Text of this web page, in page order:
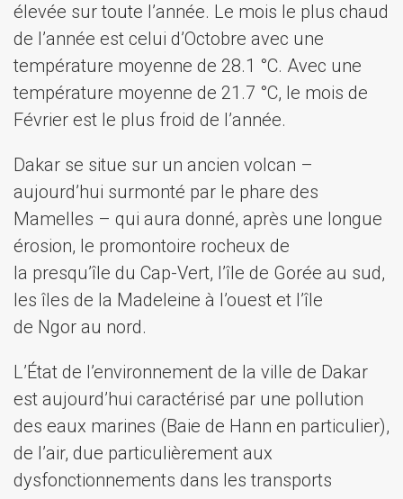
élevée sur toute l’année. Le mois le plus chaud
de l’année est celui d’Octobre avec une
température moyenne de 28.1 °C. Avec une
température moyenne de 21.7 °C, le mois de
Février est le plus froid de l’année.
Dakar se situe sur un ancien volcan –
aujourd’hui surmonté par le phare des
Mamelles – qui aura donné, après une longue
érosion, le promontoire rocheux de
la presqu’île du Cap-Vert, l’île de Gorée au sud,
les îles de la Madeleine à l’ouest et l’île
de Ngor au nord.
L’État de l’environnement de la ville de Dakar
est aujourd’hui caractérisé par une pollution
des eaux marines (Baie de Hann en particulier),
de l’air, due particulièrement aux
dysfonctionnements dans les transports